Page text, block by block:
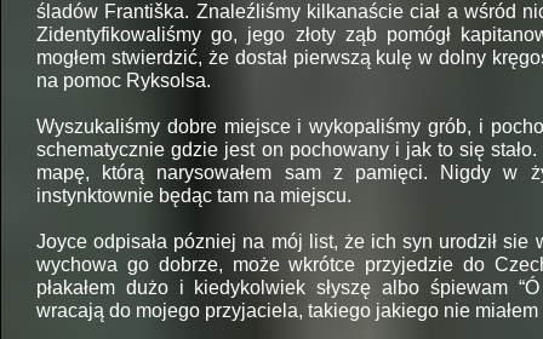
śladów Františka. Znaleźliśmy kilkanaście ciał a wśród
Zidentyfikowaliśmy go, jego złoty ząb pomógł
mogłem stwierdzić, że dostał pierwszą kulę w dolny
na pomoc Ryksolsa.
Wyszukaliśmy dobre miejsce i wykopaliśmy grób, i
schematycznie gdzie jest on pochowany i jak to się
mapę, którą narysowałem sam z pamięci. Nigdy w
instynktownie będąc tam na miejscu.
Joyce odpisała pózniej na mój list, że ich syn urodził
wychowa go dobrze, może wkrótce przyjedzie do
płakałem dużo i kiedykolwiek słyszę albo śpiewam
wracają do mojego przyjaciela, takiego jakiego nie